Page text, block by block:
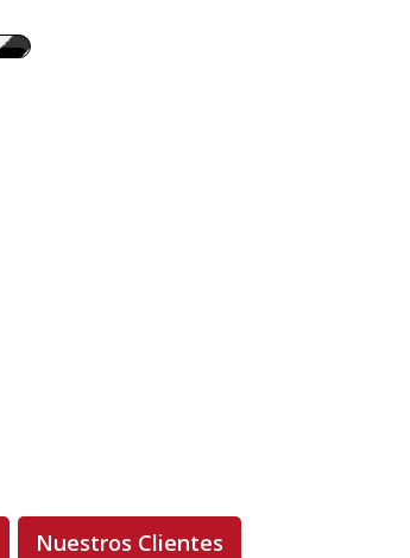
Pon tu foto de Fondo
Nuestros Clientes